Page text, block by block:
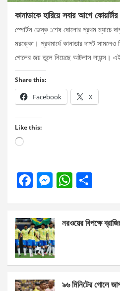
কানাডাকে হারিয়ে সবার আগে
স্পোর্টস ডেস্ক :শেষ ষোলোর প্রথম ম্যাচে
মরক্কো। প্রথমার্ধে কানাডার দাপট সামলেও
গোলের জয় তুলে নিয়েছে আটলাস লায়ন্স। এই
Share this:
Facebook X
Like this:
Loading…
F
b
o
o
k
M
n
g
er
W
s
p
e
নরওয়ের বিপক্ষে
৯৬ মিনিটের গোলে